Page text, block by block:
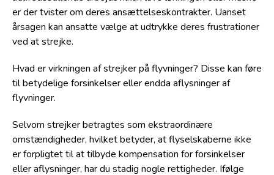
er der tvister om deres ansættelseskontrakter. Uanset
årsagen kan ansatte vælge at udtrykke deres frustrationer
ved at strejke.
Hvad er virkningen af strejker på flyvninger? Disse kan føre
til betydelige forsinkelser eller endda aflysninger af
flyvninger.
Selvom strejker betragtes som ekstraordinære
omstændigheder, hvilket betyder, at flyselskaberne ikke
er forpligtet til at tilbyde kompensation for forsinkelser
eller aflysninger, har du stadig nogle rettigheder. Ifølge